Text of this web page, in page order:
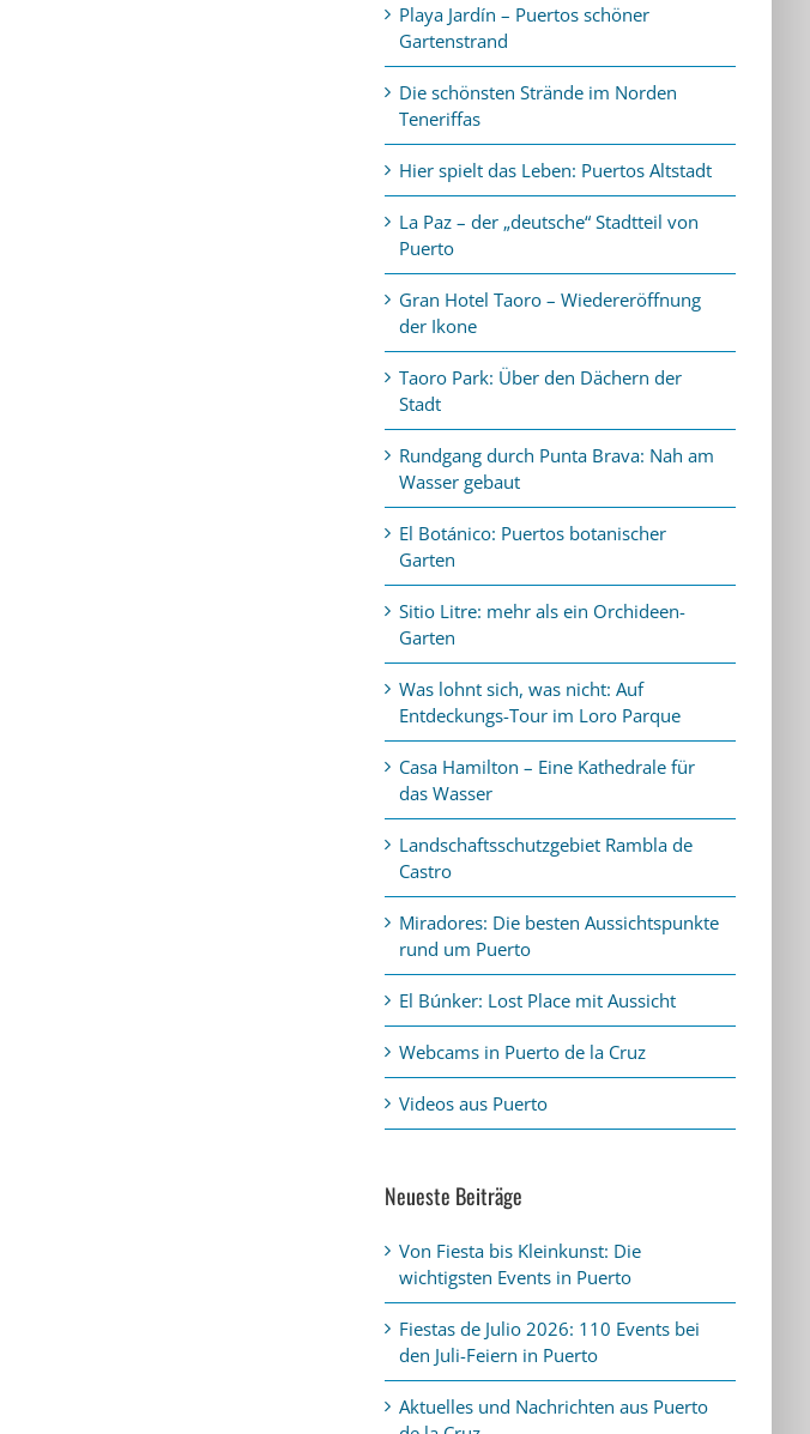
Playa Jardín – Puertos schöner
Gartenstrand
Die schönsten Strände im Norden
Teneriffas
Hier spielt das Leben: Puertos Altstadt
La Paz – der „deutsche“ Stadtteil von
Puerto
Gran Hotel Taoro – Wiedereröffnung
der Ikone
Taoro Park: Über den Dächern der
Stadt
Rundgang durch Punta Brava: Nah am
Wasser gebaut
El Botánico: Puertos botanischer
Garten
Sitio Litre: mehr als ein Orchideen-
Garten
Was lohnt sich, was nicht: Auf
Entdeckungs-Tour im Loro Parque
Casa Hamilton – Eine Kathedrale für
das Wasser
Landschaftsschutzgebiet Rambla de
Castro
Miradores: Die besten Aussichtspunkte
rund um Puerto
El Búnker: Lost Place mit Aussicht
Webcams in Puerto de la Cruz
Videos aus Puerto
Neueste Beiträge
Von Fiesta bis Kleinkunst: Die
wichtigsten Events in Puerto
Fiestas de Julio 2026: 110 Events bei
den Juli-Feiern in Puerto
Aktuelles und Nachrichten aus Puerto